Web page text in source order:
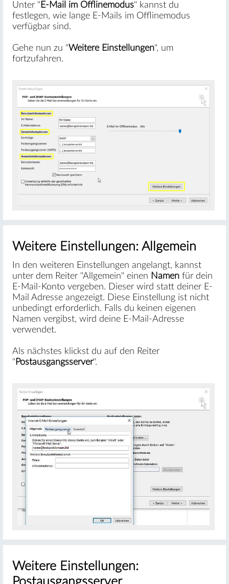
Unter " E-Mail im Offlinemodus" kannst du
festlegen, wie lange E-Mails im Offlinemodus
verfügbar sind.
Gehe nun zu "Weitere Einstellungen", um
fortzufahren.
Weitere Einstellungen: Allgemein
In den weiteren Einstellungen angelangt, kannst
unter dem Reiter "Allgemein" einen Namenfür dein
E-Mail-Konto vergeben. Dieser wird statt deiner E-
Mail Adresse angezeigt. Diese Einstellung ist nicht
unbedingt erforderlich. Falls du keinen eigenen
Namen vergibst, wird deine E-Mail-Adresse
verwendet.
Als nächstes klickst du auf den Reiter
" Postausgangsserver".
Weitere Einstellungen: